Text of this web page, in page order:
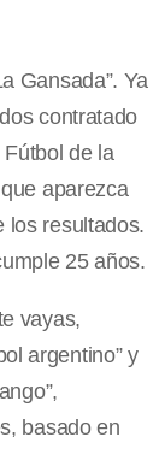
Gansada”. Ya
contratado
de la
aparezca
los resultados.
25 años.
vayas,
argentino” y
basado en